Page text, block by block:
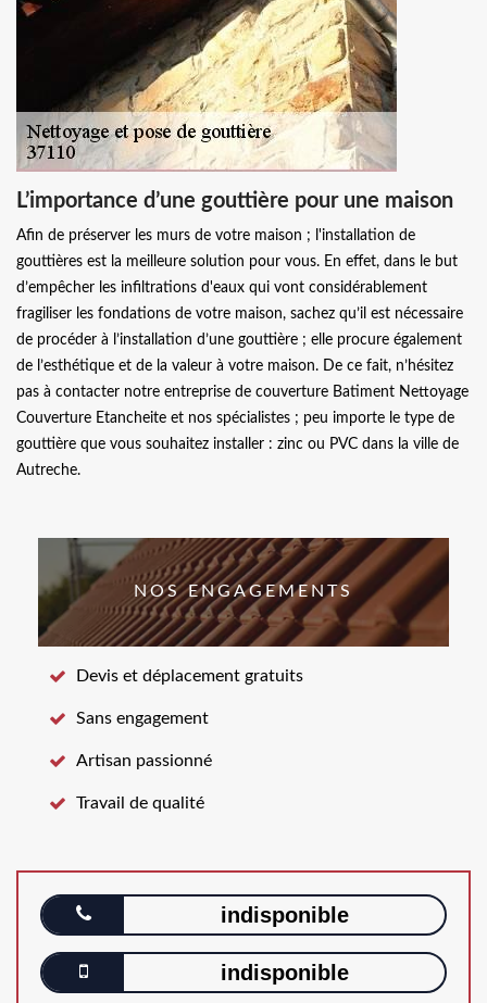
L’importance d’une gouttière pour une maison
Afin de préserver les murs de votre maison ; l'installation de
gouttières est la meilleure solution pour vous. En effet, dans le but
d’empêcher les infiltrations d'eaux qui vont considérablement
fragiliser les fondations de votre maison, sachez qu’il est nécessaire
de procéder à l’installation d’une gouttière ; elle procure également
de l’esthétique et de la valeur à votre maison. De ce fait, n’hésitez
pas à contacter notre entreprise de couverture Batiment Nettoyage
Couverture Etancheite et nos spécialistes ; peu importe le type de
gouttière que vous souhaitez installer : zinc ou PVC dans la ville de
Autreche.
NOS ENGAGEMENTS
Devis et déplacement gratuits
Sans engagement
Artisan passionné
Travail de qualité
indisponible
indisponible